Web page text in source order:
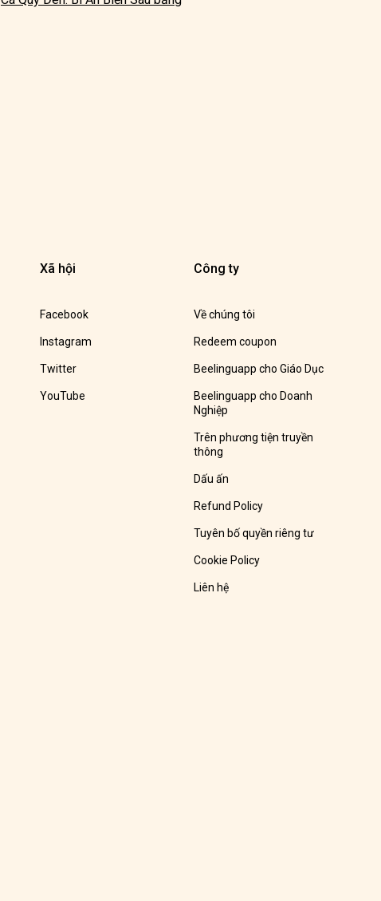
Xã hội
Facebook
Instagram
Twitter
YouTube
Công ty
Về chúng tôi
Redeem coupon
Beelinguapp cho Giáo Dục
Beelinguapp cho Doanh
Nghiệp
Trên phương tiện truyền
thông
Dấu ấn
Refund Policy
Tuyên bố quyền riêng tư
Cookie Policy
Liên hệ